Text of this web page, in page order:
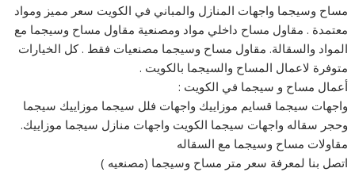
مساح وسيجما واجهات المنازل والمباني في الكويت سعر مميز ومواد
معتمدة . مقاول مساح داخلي مواد ومصنعية مقاول مساح وسيجما مع
المواد والسقالة. مقاول مساح وسيجما مصنعيات فقط . كل الخيارات
متوفرة لاعمال المساح والسيجما بالكويت .
أعمال مساح و سيجما في الكويت :
واجهات سيجما قسايم موزاييك واجهات فلل سيجما موزاييك سيجما
وحجر سقاله واجهات سيجما الكويت واجهات منازل سيجما موزاييك.
مقاولات مساح وسيجما مع السقاله
اتصل بنا لمعرفة سعر متر مساح وسيجما (مصنعيه )